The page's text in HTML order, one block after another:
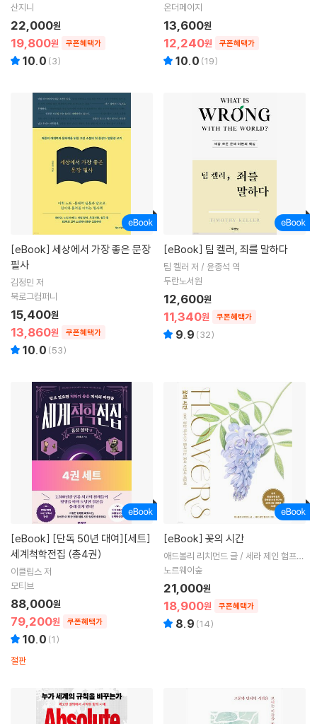
산지니
19,800원 쿠폰혜택가
22,000원
10.0 (3)
온더페이지
12,240원 쿠폰혜택가
13,600원
10.0 (19)
[eBook]
필사
김정민 저
북로그컴퍼니
13,860원 쿠폰혜택가
15,400원
10.0 (53)
[eBook] 팀 켈러, 죄를 말하다
팀 켈러 저 / 윤종석 역
두란노서원
11,340원 쿠폰혜택가
12,600원
9.9 (32)
[eBook]
세계척학전집 (총4권)
이클립스 저
모티브
79,200원 쿠폰혜택가
88,000원
10.0 (1)
절판
[eBook] 꽃의 시간
애드볼리 리치먼드 글 / 세라 제인 험프리
그림 / 김아림 역
노르웨이숲
18,900원 쿠폰혜택가
21,000원
8.9 (14)